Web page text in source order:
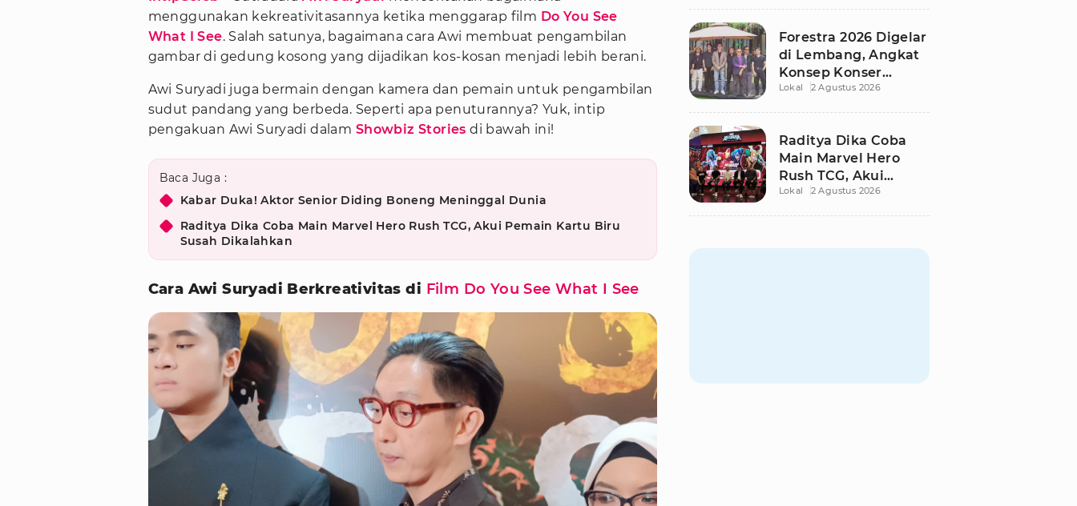
menggunakan kekreativitasannya ketika menggarap film Do You See
What I See. Salah satunya, bagaimana cara Awi membuat pengambilan
gambar di gedung kosong yang dijadikan kos-kosan menjadi lebih berani.
Awi Suryadi juga bermain dengan kamera dan pemain untuk pengambilan
sudut pandang yang berbeda. Seperti apa penuturannya? Yuk, intip
pengakuan Awi Suryadi dalam Showbiz Stories di bawah ini!
Baca Juga :
Kabar Duka! Aktor Senior Diding Boneng Meninggal Dunia
Raditya Dika Coba Main Marvel Hero Rush TCG, Akui Pemain Kartu Biru
Susah Dikalahkan
Cara Awi Suryadi Berkreativitas di Film Do You See What I See
Forestra 2026 Digelar
di Lembang, Angkat
Konsep Konser
Orkestra Hutan
Lokal 2 Agustus 2026
Raditya Dika Coba
Main Marvel Hero
Rush TCG, Akui
Pemain Kartu Biru
Lokal 2 Agustus 2026